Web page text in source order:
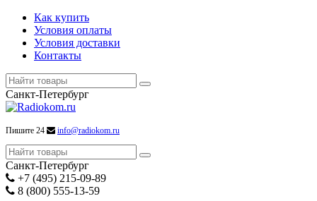
Как купить
Условия оплаты
Условия доставки
Контакты
Санкт-Петербург
Пишите 24 info@radiokom.ru
Санкт-Петербург
+7 (495) 215-09-89
8 (800) 555-13-59